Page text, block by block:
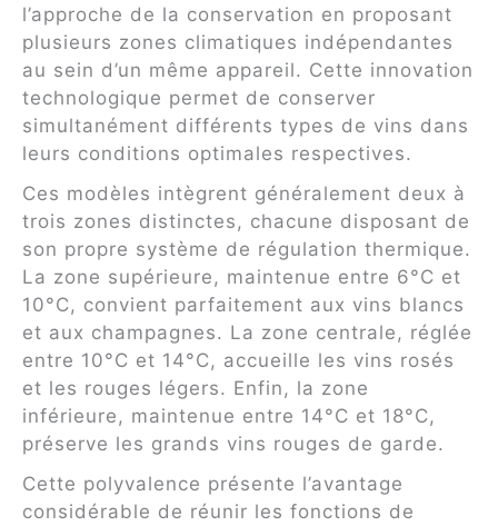
l’approche de la conservation en proposant
plusieurs zones climatiques indépendantes
au sein d’un même appareil. Cette innovation
technologique permet de conserver
simultanément différents types de vins dans
leurs conditions optimales respectives.
Ces modèles intègrent généralement deux à
trois zones distinctes, chacune disposant de
son propre système de régulation thermique.
La zone supérieure, maintenue entre 6°C et
10°C, convient parfaitement aux vins blancs
et aux champagnes. La zone centrale, réglée
entre 10°C et 14°C, accueille les vins rosés
et les rouges légers. Enfin, la zone
inférieure, maintenue entre 14°C et 18°C,
préserve les grands vins rouges de garde.
Cette polyvalence présente l’avantage
considérable de réunir les fonctions de